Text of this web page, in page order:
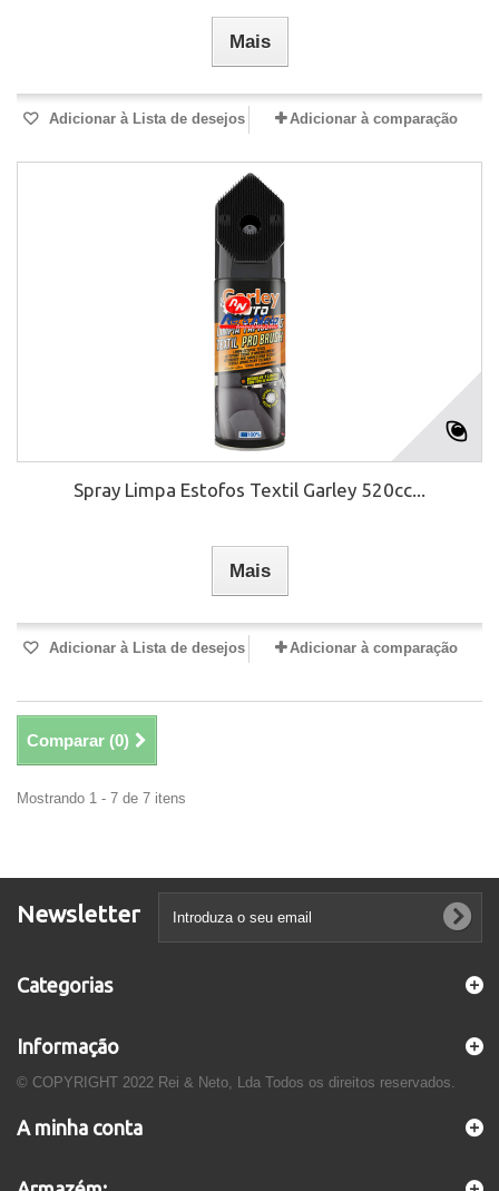
Mais
Adicionar à Lista de desejos Adicionar à comparação
Spray Limpa Estofos Textil Garley 520cc...
Mais
Adicionar à Lista de desejos Adicionar à comparação
Comparar (0)
Mostrando 1 - 7 de 7 itens
Newsletter
Categorias
Informação
© COPYRIGHT 2022 Rei & Neto, Lda Todos os direitos reservados.
A minha conta